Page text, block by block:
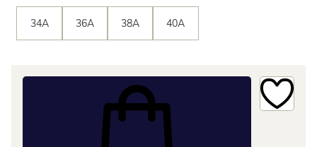
34A 36A 38A 40A